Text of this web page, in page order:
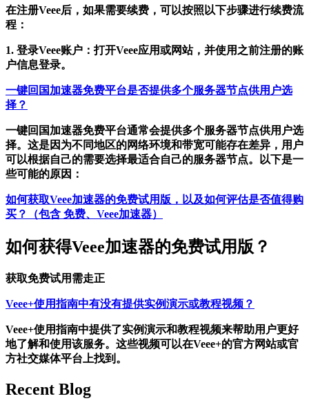
在注册Veee后，如果需要续费，可以按照以下步骤进行续费流
程：
1. 登录Veee账户：打开Veee应用或网站，并使用之前注册的账
户信息登录。
一键回国加速器免费平台是否提供多个服务器节点供用户选
择？
一键回国加速器免费平台通常会提供多个服务器节点供用户选
择。这是因为不同地区的网络环境和带宽可能存在差异，用户
可以根据自己的需要选择最适合自己的服务器节点。以下是一
些可能的原因：
如何获取Veee加速器的免费试用版，以及如何评估是否值得购
买？（包含 免费、Veee加速器）
如何获得Veee加速器的免费试用版？
获取免费试用需走正
Veee+使用指南中有没有提供实例演示或教程视频？
Veee+使用指南中提供了实例演示和教程视频来帮助用户更好
地了解和使用该服务。这些视频可以在Veee+的官方网站或官
方社交媒体平台上找到。
Recent Blog